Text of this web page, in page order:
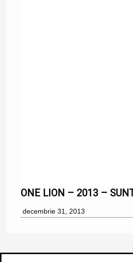
ONE LION – 2013 –
decembrie 31, 2013